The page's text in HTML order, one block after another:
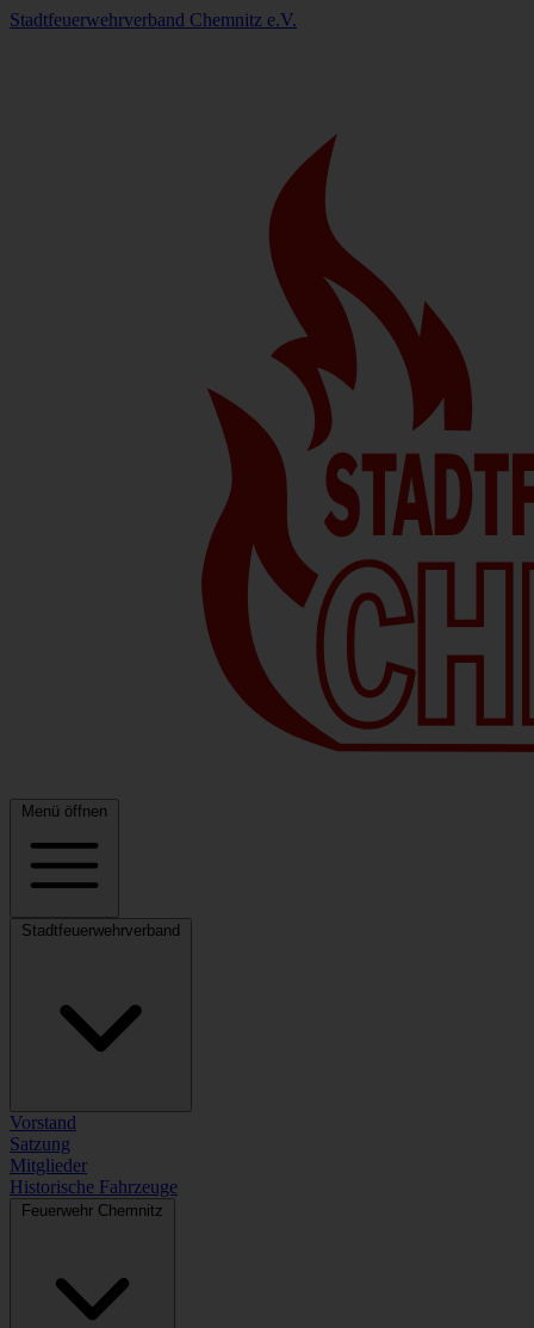
Stadtfeuerwehrverband Chemnitz e.V.
Menü öffnen
Stadtfeuerwehrverband
Vorstand
Satzung
Mitglieder
Historische Fahrzeuge
Feuerwehr Chemnitz